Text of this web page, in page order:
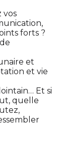
vos
forts ?
et
et vie
Et si
quelle